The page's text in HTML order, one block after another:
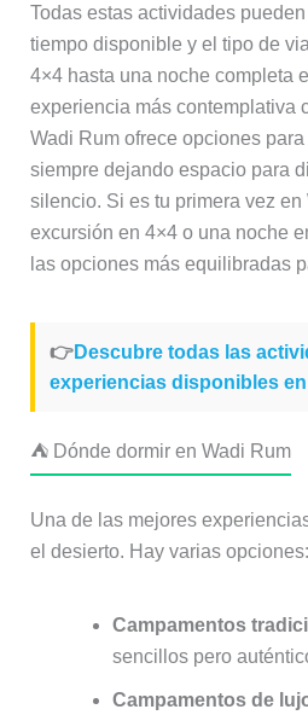
Todas estas actividades
tiempo disponible y el tipo de
4×4 hasta una noche completa
experiencia más contemplativa
Wadi Rum ofrece opciones
siempre dejando espacio para
silencio. Si es tu primera vez en
excursión en 4×4 o una noche
las opciones más equilibradas
👉Descubre todas las
experiencias disponibles en
⛺ Dónde dormir en Wadi Rum
Una de las mejores
el desierto. Hay varias opciones:
Campamentos
sencillos pero
Campamentos de